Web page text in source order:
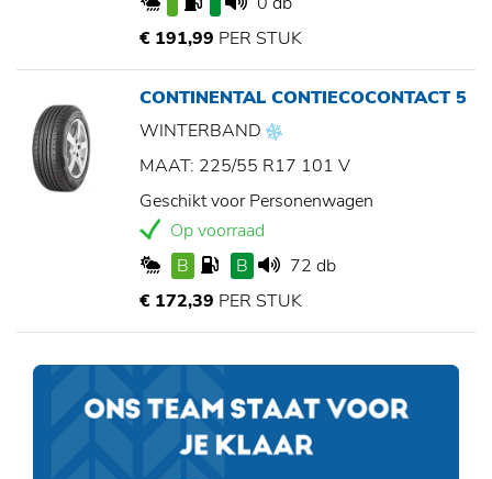
€ 191,99 PER STUK
CONTINENTAL CONTIECOCONTACT 5
WINTERBAND
MAAT: 225/55 R17 101 V
Geschikt voor Personenwagen
Op voorraad
B
B
72 db
€ 172,39 PER STUK